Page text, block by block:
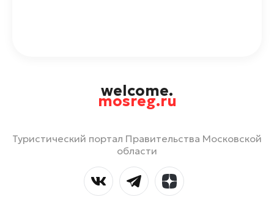
welcome.
mosreg.ru
Туристический портал Правительства Московской
области